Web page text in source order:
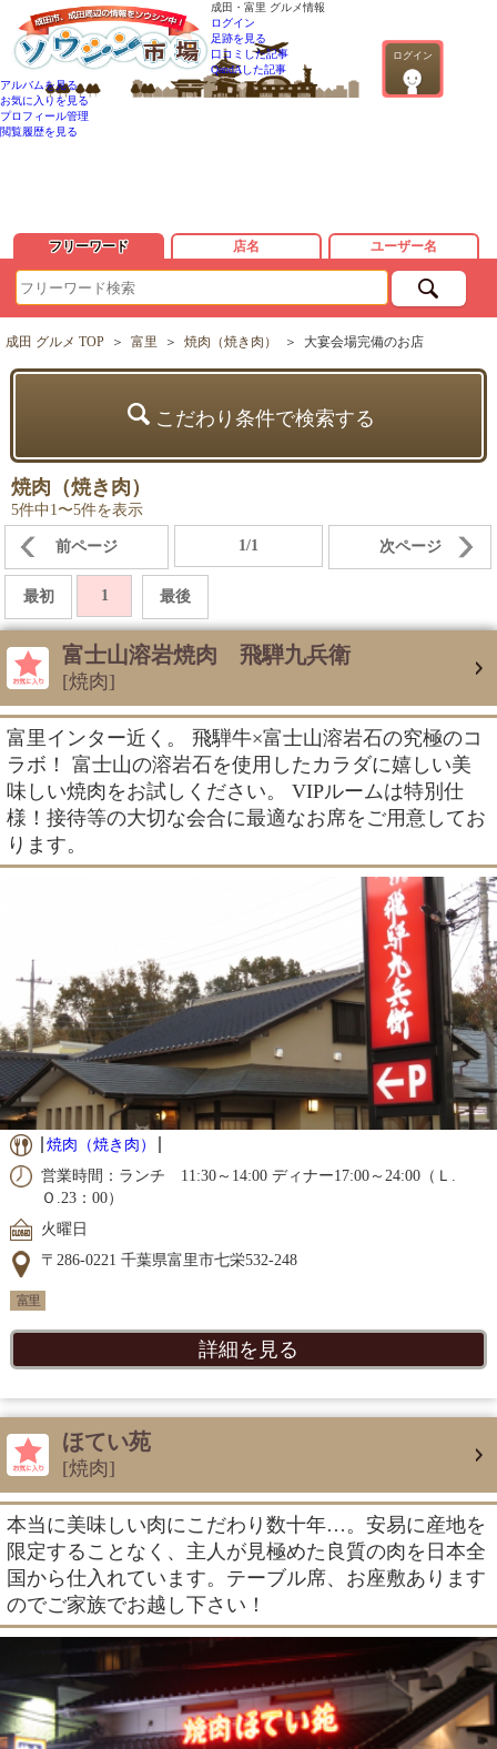
成田・富里 グルメ情報
ログイン
ログイン
足跡を見る
口コミした記事
QandAした記事
アルバムを見る
お気に入りを見る
プロフィール管理
閲覧履歴を見る
フリーワード 店名 ユーザー名
成田 グルメ TOP ＞ 富里 ＞ 焼肉（焼き肉） ＞ 大宴会場完備のお店
こだわり条件で検索する
焼肉（焼き肉）
5件中1〜5件を表示
前ページ 1/1 次ページ
最初 1 最後
富士山溶岩焼肉 飛騨九兵衛
[焼肉]
富里インター近く。 飛騨牛×富士山溶岩石の究極のコ
ラボ！ 富士山の溶岩石を使用したカラダに嬉しい美
味しい焼肉をお試しください。 VIPルームは特別仕
様！接待等の大切な会合に最適なお席をご用意してお
ります。
焼肉（焼き肉）
営業時間：ランチ 11:30～14:00 ディナー17:00～24:00（Ｌ.
Ｏ.23：00）
火曜日
〒286-0221 千葉県富里市七栄532-248
富里
詳細を見る
ほてい苑
[焼肉]
本当に美味しい肉にこだわり数十年…。安易に産地を
限定することなく、主人が見極めた良質の肉を日本全
国から仕入れています。テーブル席、お座敷あります
のでご家族でお越し下さい！